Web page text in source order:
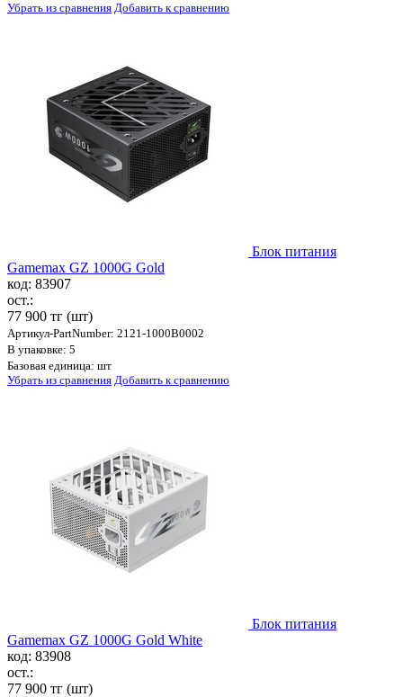
Убрать из сравнения Добавить к сравнению
Блок питания
Gamemax GZ 1000G Gold
код: 83907
ост.:
77 900 тг (шт)
Артикул-PartNumber: 2121-1000B0002
В упаковке: 5
Базовая единица: шт
Убрать из сравнения Добавить к сравнению
Блок питания
Gamemax GZ 1000G Gold White
код: 83908
ост.:
77 900 тг (шт)